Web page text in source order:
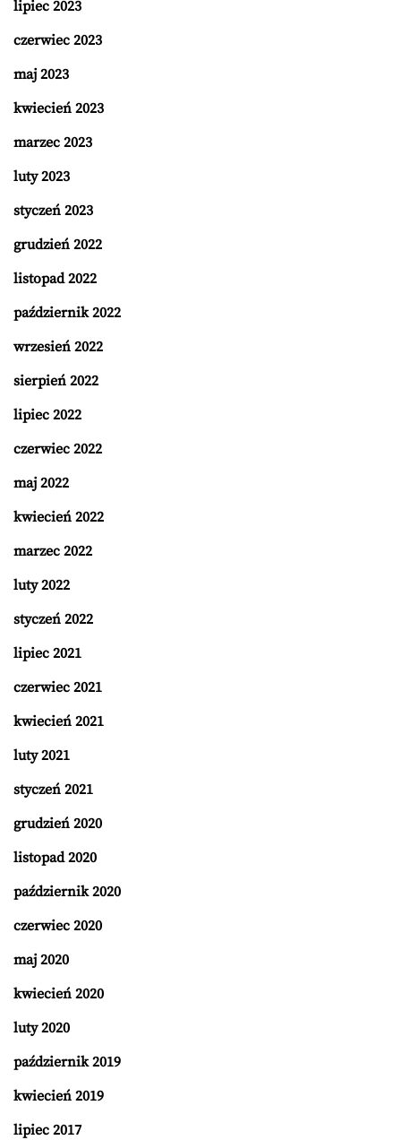
lipiec 2023
czerwiec 2023
maj 2023
kwiecień 2023
marzec 2023
luty 2023
styczeń 2023
grudzień 2022
listopad 2022
październik 2022
wrzesień 2022
sierpień 2022
lipiec 2022
czerwiec 2022
maj 2022
kwiecień 2022
marzec 2022
luty 2022
styczeń 2022
lipiec 2021
czerwiec 2021
kwiecień 2021
luty 2021
styczeń 2021
grudzień 2020
listopad 2020
październik 2020
czerwiec 2020
maj 2020
kwiecień 2020
luty 2020
październik 2019
kwiecień 2019
lipiec 2017